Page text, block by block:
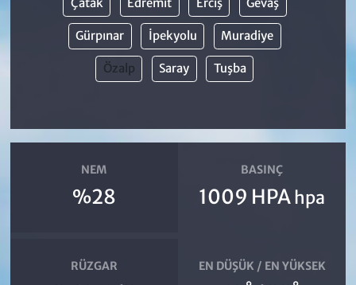
Çatak Edremit Erciş Gevaş
Gürpınar İpekyolu Muradiye
Özalp Saray Tuşba
NEM
%28
BASINÇ
1009 HPA hpa
RÜZGAR EN DÜŞÜK / EN YÜKSEK